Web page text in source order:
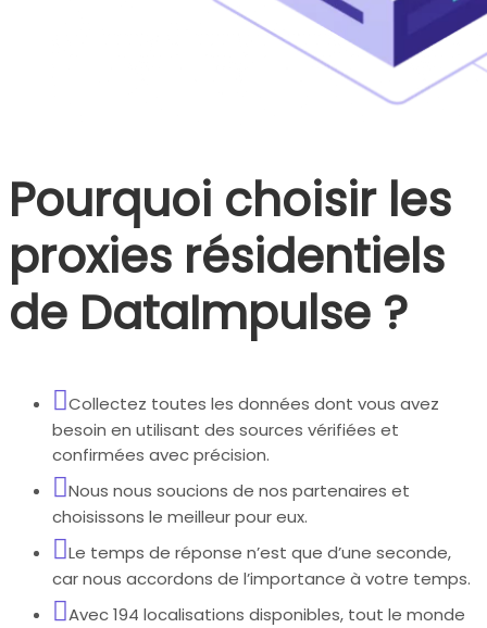
Pourquoi choisir les
proxies résidentiels
de DataImpulse ?
Collectez toutes les données dont vous avez
besoin en utilisant des sources vérifiées et
confirmées avec précision.
Nous nous soucions de nos partenaires et
choisissons le meilleur pour eux.
Le temps de réponse n’est que d’une seconde,
car nous accordons de l’importance à votre temps.
Avec 194 localisations disponibles, tout le monde